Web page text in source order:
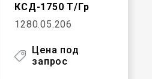
КСД-1750 Т/Гр
1280.05.206
Цена под
запрос